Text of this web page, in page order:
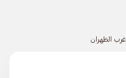
غرب الظهران